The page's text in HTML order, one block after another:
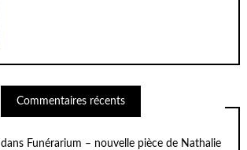
Commentaires récents
dans Funérarium – nouvelle pièce de Nathalie